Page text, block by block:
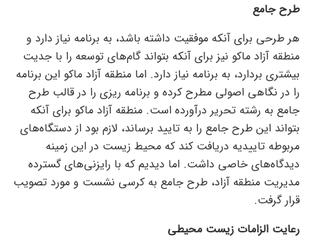
طرح جامع
هر طرحی برای آنکه موفقیت داشته باشد، به برنامه نیاز دارد و
منطقه آزاد ماکو نیز برای آنکه بتواند گام‌های توسعه را با جدیت
بیشتری بردارد، به برنامه نیاز دارد. اما منطقه آزاد ماکو این برنامه
را در نگاهی اصولی مطرح کرده و برنامه ریزی را در قالب طرح
جامع به رشته تحریر درآورده است. منطقه آزاد ماکو برای آنکه
بتواند این طرح جامع را به تایید برساند، لازم بود از دستگاه‌های
مربوطه تاییدیه دریافت کند که محیط زیست در این زمینه
دیدگاه‌های خاصی داشت. اما دیدیم که با رایزنی‌های گسترده
مدیریت منطقه آزاد، طرح جامع به کرسی نشست و مورد تصویب
قرار گرفت.
رعایت الزامات زیست محیطی